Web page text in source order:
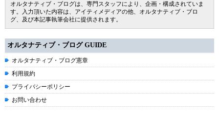
オルタナティブ・ブログは、専門スタッフにより、企画・構成されていま
す。入力頂いた内容は、アイティメディアの他、オルタナティブ・ブロ
グ、及び本記事執筆会社に提供されます。
オルタナティブ・ブログ GUIDE
オルタナティブ・ブログ憲章
利用規約
プライバシーポリシー
お問い合わせ